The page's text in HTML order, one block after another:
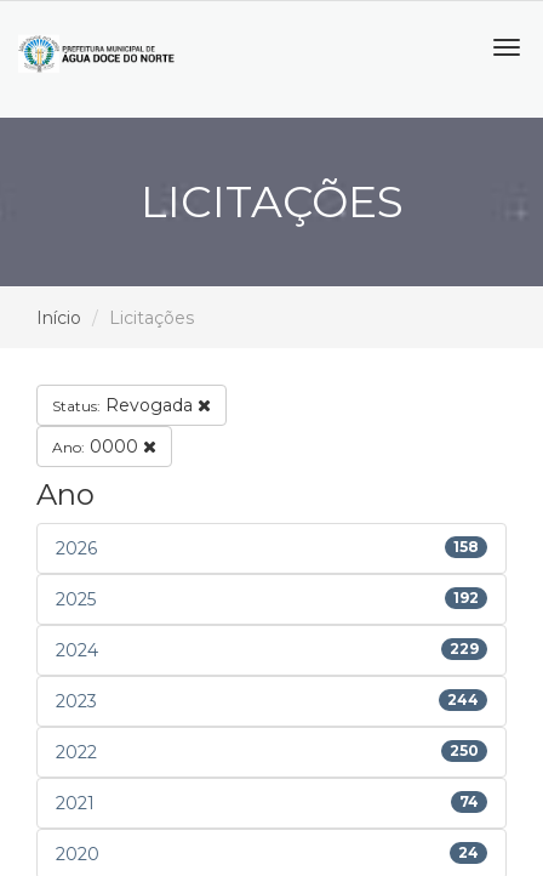
LICITAÇÕES
Início Licitações
Status: Revogada
Ano: 0000
Ano
2026 158
2025 192
2024 229
2023 244
2022 250
2021 74
2020 24